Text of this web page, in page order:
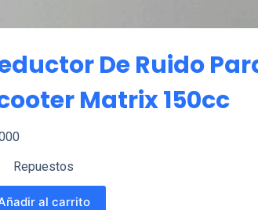
De Ruido
Matrix 150cc
Repuestos
al carrito